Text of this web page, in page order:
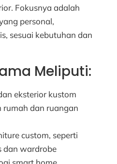
Fokusnya adalah
personal,
sesuai kebutuhan dan
Meliputi:
eksterior kustom
rumah dan ruangan
custom, seperti
dan wardrobe